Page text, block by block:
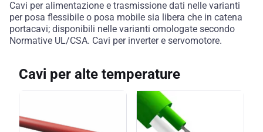
Cavi per alimentazione e trasmissione dati nelle varianti
per posa flessibile o posa mobile sia libera che in catena
portacavi; disponibili nelle varianti omologate secondo
Normative UL/CSA. Cavi per inverter e servomotore.
Cavi per alte temperature